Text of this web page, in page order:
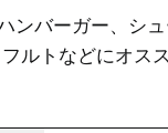
ンバーガー、シ
ルトなどにオスス